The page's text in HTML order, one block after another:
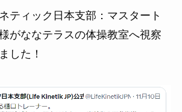
ティック日本支部：マスタート
がななテラスの体操教室へ視察
した！